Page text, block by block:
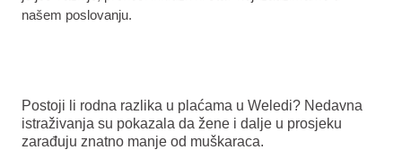
našem poslovanju.
Postoji li rodna razlika u plaćama u Weledi? Nedavna
istraživanja su pokazala da žene i dalje u prosjeku
zarađuju znatno manje od muškaraca.